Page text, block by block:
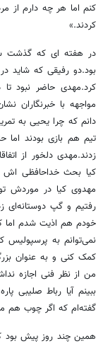
کردند.»
در هفته ای که گذشت
بود.دو رفیقی که شاید
کرد.مهدی حاضر نبود
مواجهه با خبرنگاران
دانم که چرا یحیی به
تیم هم بازی بودند
زدند.مهدی دلخور از
کیا بحث خداحافظی اش
مهدوی کیا در موردش
رفتیم و گپ
خودم هم اذیت شدم اما
نمی‌توانم به
کمک کنی و به عنوان
من از نظر فنی اجازه
ببینم آیا رباط صلیبی
گفته‌ام که اگر چوب هم
همین چند روز پیش بود